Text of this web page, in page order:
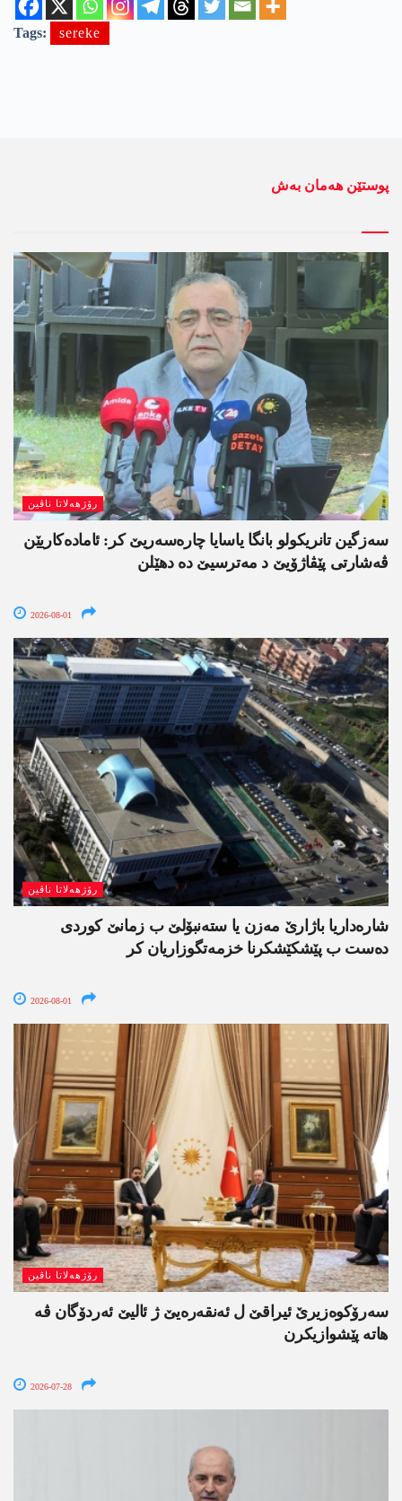
Tags: sereke
پوستێن ھەمان بەش
رۆژھەلاتا ناڤین
سەزگین تانریکولو بانگا یاسایا چارەسەریێ کر: ئامادەکاریێن
ڤەشارتی پێڤاژۆیێ د مەترسیێ دە دھێلن
2026-08-01
رۆژھەلاتا ناڤین
شارەداریا باژارێ مەزن یا ستەنبۆلێ ب زمانێ کوردی
دەست ب پێشکێشکرنا خزمەتگوزاریان کر
2026-08-01
رۆژھەلاتا ناڤین
سەرۆکوەزیرێ ئیراقێ ل ئەنقەرەیێ ژ ئالیێ ئەردۆگان ڤە
ھاتە پێشوازیکرن
2026-07-28